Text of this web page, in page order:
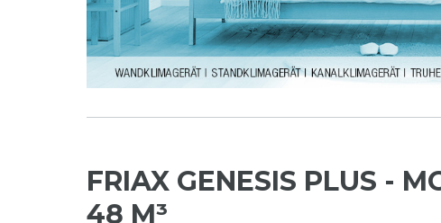
FRIAX GENESIS PLUS -
48 M³